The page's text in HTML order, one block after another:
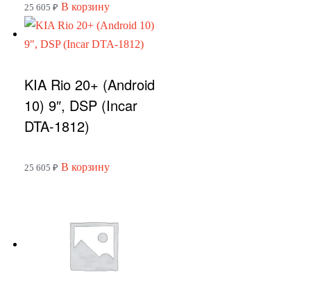
25 605 ₽ В корзину
KIA Rio 20+ (Android
10) 9″, DSP (Incar
DTA-1812)
25 605 ₽ В корзину